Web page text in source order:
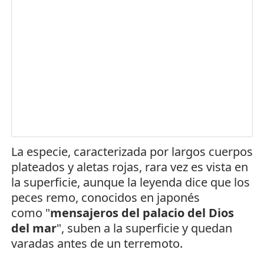
La especie, caracterizada por largos cuerpos
plateados y aletas rojas, rara vez es vista en
la superficie, aunque la leyenda dice que los
peces remo, conocidos en japonés
como "mensajeros del palacio del Dios
del mar", suben a la superficie y quedan
varadas antes de un terremoto.